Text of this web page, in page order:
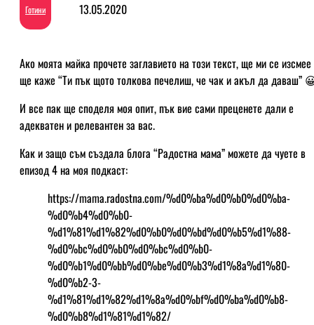
Готини 13.05.2020
Ако моята майка прочете заглавието на този текст, ще ми се
ще каже “Ти пък щото толкова печелиш, че чак и акъл да даваш”
И все пак ще споделя моя опит, пък вие сами преценете дали е
адекватен и релевантен за вас.
Как и защо съм създала блога “Радостна мама” можете да чуете в
епизод 4 на моя подкаст:
https://mama.radostna.com/%d0%ba%d0%b0%d0%ba-
%d0%b4%d0%b0-
%d1%81%d1%82%d0%b0%d0%bd%d0%b5%d1%88-
%d0%bc%d0%b0%d0%bc%d0%b0-
%d0%b1%d0%bb%d0%be%d0%b3%d1%8a%d1%80-
%d0%b2-3-
%d1%81%d1%82%d1%8a%d0%bf%d0%ba%d0%b8-
%d0%b8%d1%81%d1%82/